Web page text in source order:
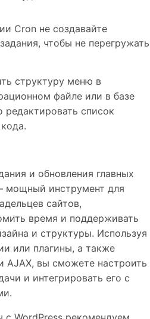
Cron не создавайте
чтобы не перегружать
структуру меню в
файле или в базе
редактировать список
и обновления главных
мощный инструмент для
сайтов,
время и поддерживать
и структуры. Используя
или плагины, а также
AJAX, вы сможете настроить
и интегрировать его с